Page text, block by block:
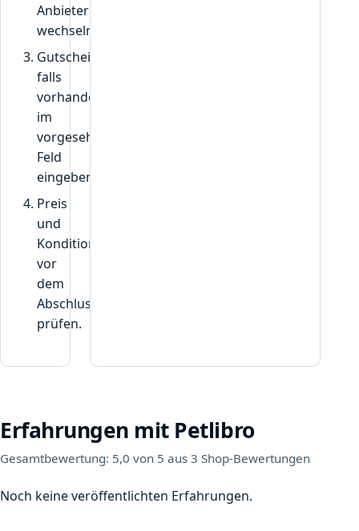
Anbieter
wechseln.
Gutscheincode,
falls
vorhanden,
im
vorgesehenen
Feld
eingeben.
Preis
und
Konditionen
vor
dem
Abschluss
prüfen.
Erfahrungen mit Petlibro
Gesamtbewertung: 5,0 von 5 aus 3 Shop-Bewertungen
Noch keine veröffentlichten Erfahrungen.